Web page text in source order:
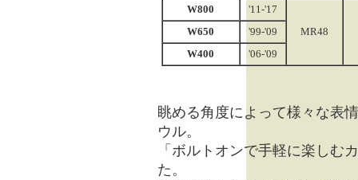
W800
'11-'17
MR48
W650
'99-'09
W400
'06-'09
眺める角度によって様々な表
ウル。
「ボルトオンで手軽に楽しむ
た。